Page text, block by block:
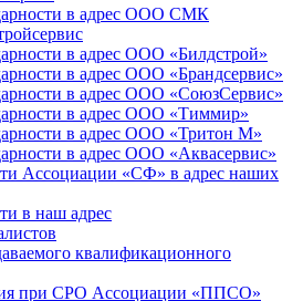
в адрес ООО СМК
в адрес ООО «Билдстрой»
в адрес ООО «Брандсервис»
в адрес ООО «СоюзСервис»
в адрес ООО «Тиммир»
в адрес ООО «Тритон М»
в адрес ООО «Аквасервис»
Ассоциации «СФ» в адрес наших
в наш адрес
квалификационного
при СРО Ассоциации «ППСО»